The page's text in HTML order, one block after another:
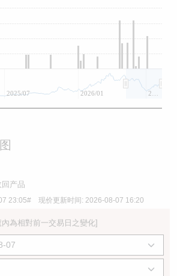
2025/07 2026/01
回产品
23:05# 现价更新时间: 2026-08-07 16:20
內為相對前一交易日之變化]